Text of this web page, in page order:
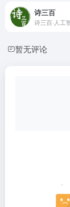
诗三百
暂无评论